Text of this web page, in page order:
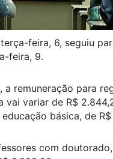
feira, 6, seguiu
feira, 9.
a remuneração para
vai variar de R$
básica, de
com